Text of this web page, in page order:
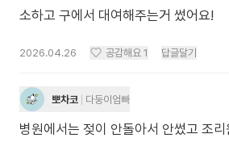
소하고 구에서 대여해주는거 썼어요!
2026.04.26 공감해요 1 답글달기
뽀차코 다둥이엄빠
병원에서는 젖이 안돌아서 안썼고 조